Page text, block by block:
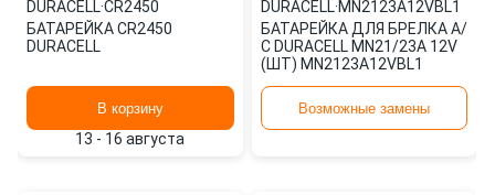
DURACELL·CR2450
БАТАРЕЙКА CR2450
DURACELL
В корзину
13 - 16 августа
DURACELL·MN2123A12VBL1
БАТАРЕЙКА ДЛЯ БРЕЛКА А/
С DURACELL MN21/23А 12V
(ШТ) MN2123A12VBL1
Возможные замены